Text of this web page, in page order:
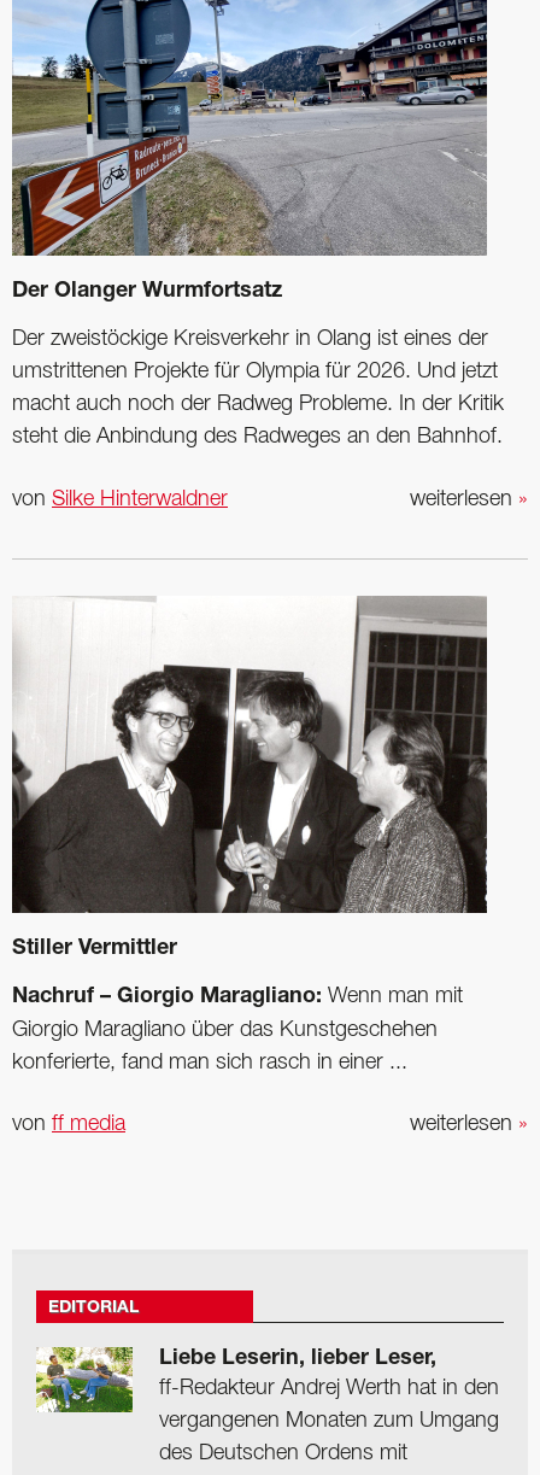
Der Olanger Wurmfortsatz
Der zweistöckige Kreisverkehr in Olang ist eines der
umstrittenen Projekte für Olympia für 2026. Und jetzt
macht auch noch der Radweg Probleme. In der Kritik
steht die Anbindung des Radweges an den Bahnhof.
weiterlesen »
von Silke Hinterwaldner
Stiller Vermittler
Nachruf – Giorgio Maragliano: Wenn man mit
Giorgio Maragliano über das Kunstgeschehen
konferierte, fand man sich rasch in einer ...
weiterlesen »
von ff media
EDITORIAL
Liebe Leserin, lieber Leser,
ff-Redakteur Andrej Werth hat in den
vergangenen Monaten zum Umgang
des Deutschen Ordens mit